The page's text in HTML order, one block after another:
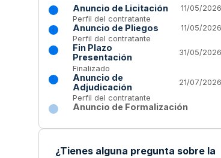
Anuncio de Licitación
11/05/2026
Perfil del contratante
Anuncio de Pliegos
11/05/2026
Perfil del contratante
Fin Plazo
Presentación
31/05/2026
Finalizado
Anuncio de
Adjudicación
21/07/2026
Perfil del contratante
Anuncio de Formalización
¿Tienes alguna pregunta sobre la